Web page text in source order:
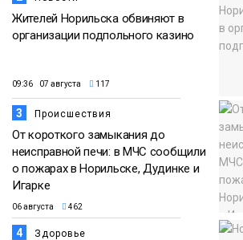
Жителей Норильска обвиняют в
организации подпольного казино
09:36 07 августа 117
3 Происшествия
От короткого замыкания до
неисправной печи: в МЧС сообщили
о пожарах в Норильске, Дудинке и
Игарке
06 августа 462
4 Здоровье